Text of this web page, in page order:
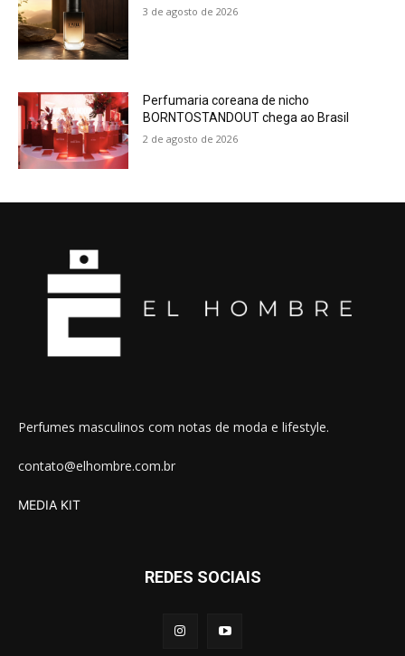
3 de agosto de 2026
Perfumaria coreana de nicho
BORNTOSTANDOUT chega ao Brasil
2 de agosto de 2026
Perfumes masculinos com notas de moda e lifestyle.
contato@elhombre.com.br
MEDIA KIT
REDES SOCIAIS